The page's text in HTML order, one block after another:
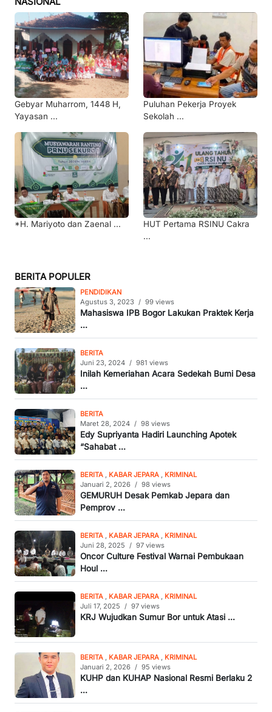
Gebyar Muharrom, 1448 H,
Yayasan ...
Puluhan Pekerja Proyek
Sekolah ...
*H. Mariyoto dan Zaenal ...
HUT Pertama RSINU Cakra
...
BERITA POPULER
PENDIDIKAN
Agustus 3, 2023 / 99 views
Mahasiswa IPB Bogor Lakukan Praktek Kerja
...
BERITA
Juni 23, 2024 / 981 views
Inilah Kemeriahan Acara Sedekah Bumi Desa
...
BERITA
Maret 28, 2024 / 98 views
Edy Supriyanta Hadiri Launching Apotek
“Sahabat ...
BERITA , KABAR JEPARA , KRIMINAL
Januari 2, 2026 / 98 views
GEMURUH Desak Pemkab Jepara dan
Pemprov ...
BERITA , KABAR JEPARA , KRIMINAL
Juni 28, 2025 / 97 views
Oncor Culture Festival Warnai Pembukaan
Houl ...
BERITA , KABAR JEPARA , KRIMINAL
Juli 17, 2025 / 97 views
KRJ Wujudkan Sumur Bor untuk Atasi ...
BERITA , KABAR JEPARA , KRIMINAL
Januari 2, 2026 / 95 views
KUHP dan KUHAP Nasional Resmi Berlaku 2
...